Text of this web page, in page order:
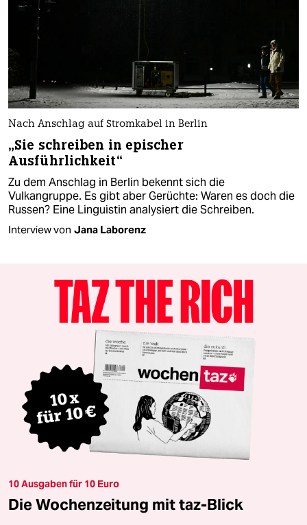
Nach Anschlag auf Stromkabel in Berlin
„Sie schreiben in epischer
Ausführlichkeit“
Zu dem Anschlag in Berlin bekennt sich die
Vulkangruppe. Es gibt aber Gerüchte: Waren es doch die
Russen? Eine Linguistin analysiert die Schreiben.
Interview von Jana Laborenz
10 Ausgaben für 10 Euro
Die Wochenzeitung mit taz-Blick